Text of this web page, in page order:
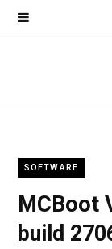
SOFTWARE
MCBoot
build